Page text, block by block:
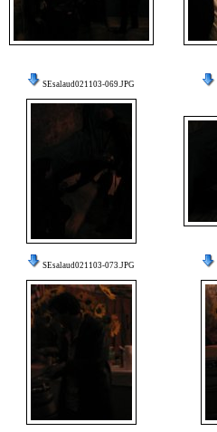
SEsalaud021103-069.JPG
SEsalaud021103-073.JPG